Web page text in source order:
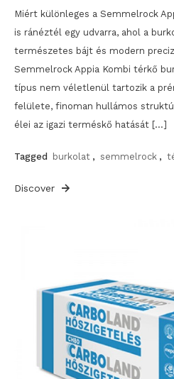
Miért különleges a Semmelrock
is ránéztél egy udvarra, ahol a
természetes bájt és modern
Semmelrock Appia Kombi térkő
típus nem véletlenül tartozik a
felülete, finoman hullámos
élei az igazi terméskő hatását […]
Tagged burkolat , semmelrock ,
Discover